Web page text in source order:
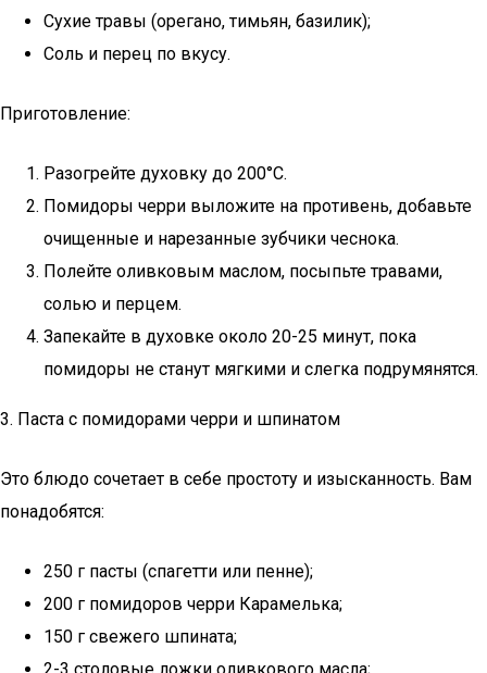
Сухие травы (орегано, тимьян, базилик);
Соль и перец по вкусу.
Приготовление:
Разогрейте духовку до 200°C.
Помидоры черри выложите на противень, добавьте
очищенные и нарезанные зубчики чеснока.
Полейте оливковым маслом, посыпьте травами,
солью и перцем.
Запекайте в духовке около 20-25 минут, пока
помидоры не станут мягкими и слегка подрумянятся.
3. Паста с помидорами черри и шпинатом
Это блюдо сочетает в себе простоту и изысканность. Вам
понадобятся:
250 г пасты (спагетти или пенне);
200 г помидоров черри Карамелька;
150 г свежего шпината;